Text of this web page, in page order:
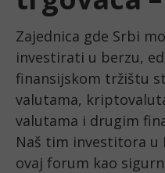
Zajednica gde Srbi
investirati u berzu,
finansijskom tržištu
valutama,
valutama i drugim
Naš tim investitora u
ovaj forum kao